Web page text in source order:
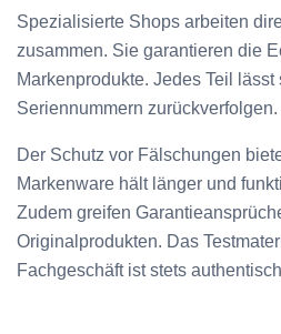
Spezialisierte Shops arbeiten
zusammen. Sie garantieren die
Markenprodukte. Jedes Teil
Seriennummern zurückverfolgen.
Der Schutz vor Fälschungen
Markenware hält länger und
Zudem greifen
Originalprodukten. Das
Fachgeschäft ist stets